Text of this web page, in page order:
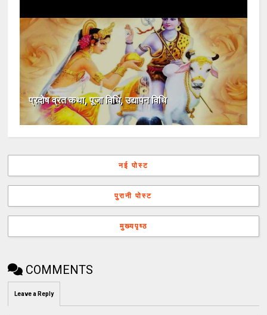
प्रदोष व्रत कथा, पूजा विधि, उद्यापन विधि
नई पोस्ट
पुरानी पोस्ट
मुख्यपृष्ठ
COMMENTS
Leave a Reply